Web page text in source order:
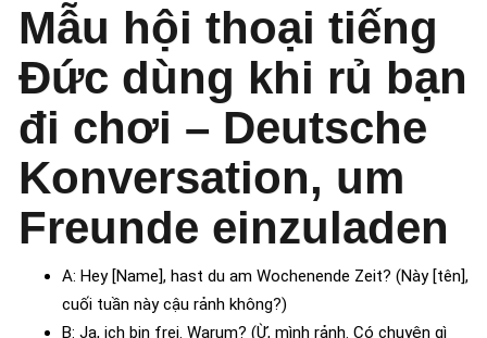
Mẫu hội thoại tiếng
Đức dùng khi rủ bạn
đi chơi – Deutsche
Konversation, um
Freunde einzuladen
A: Hey [Name], hast du am Wochenende Zeit? (Này [tên],
cuối tuần này cậu rảnh không?)
B: Ja, ich bin frei. Warum? (Ừ, mình rảnh. Có chuyện gì